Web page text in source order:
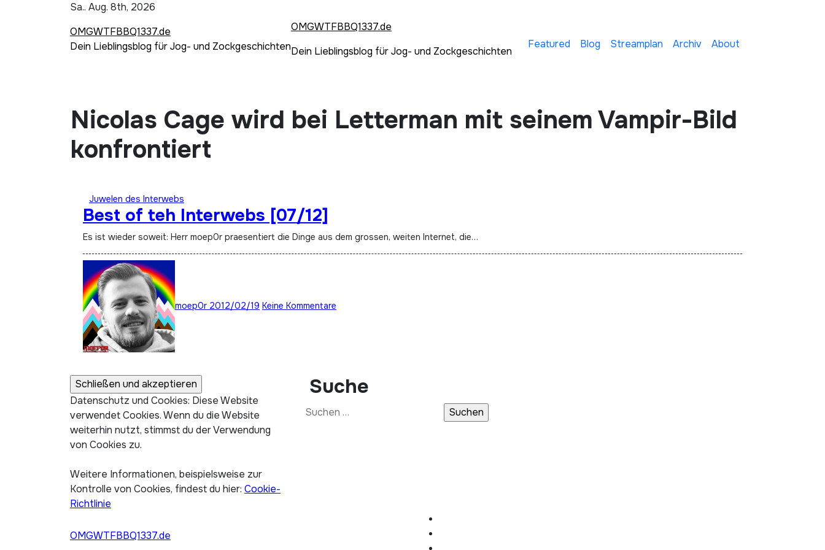
Sa.. Aug. 8th, 2026
OMGWTFBBQ1337.de
Dein Lieblingsblog für Jog- und Zockgeschichten
OMGWTFBBQ1337.de
Dein Lieblingsblog für Jog- und Zockgeschichten
Featured Blog Streamplan Archiv About
Nicolas Cage wird bei Letterman mit seinem Vampir-Bild
konfrontiert
Juwelen des Interwebs
Best of teh Interwebs [07/12]
Es ist wieder soweit: Herr moep0r praesentiert die Dinge aus dem grossen, weiten Internet, die…
moep0r 2012/02/19 Keine Kommentare
Datenschutz und Cookies: Diese Website
verwendet Cookies. Wenn du die Website
weiterhin nutzt, stimmst du der Verwendung
von Cookies zu.
Weitere Informationen, beispielsweise zur
Kontrolle von Cookies, findest du hier: Cookie-
Richtlinie
Suche
Suchen
OMGWTFBBQ1337.de